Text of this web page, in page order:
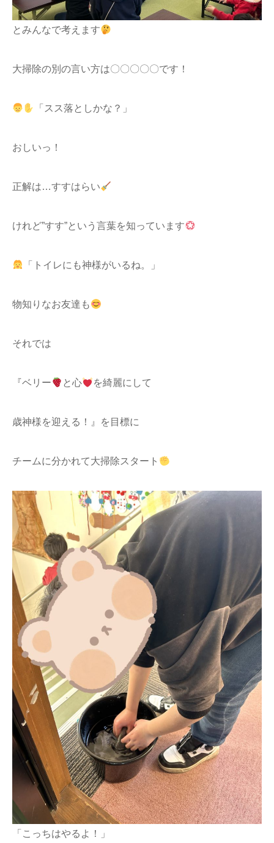
とみんなで考えます
大掃除の別の言い方は〇〇〇〇〇です！
「スス落としかな？」
おしいっ！
正解は…すすはらい
けれど”すす”という言葉を知っています
「トイレにも神様がいるね。」
物知りなお友達も
それでは
『ベリー と心 を綺麗にして
歳神様を迎える！』を目標に
チームに分かれて大掃除スタート
「こっちはやるよ！」